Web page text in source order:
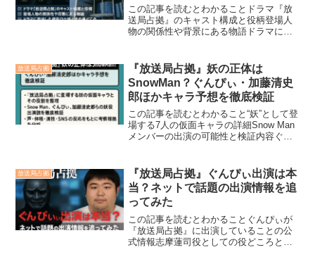
この記事を読むとわかることドラマ『放
送局占拠』のキャスト構成と役柄登場人
物の関係性や背景にある物語ドラマに登
面集団によるテレビ局ジャックと、それ
に立ち向かう警察や人...
放送局占拠
『放送局占拠』妖の正体は
SnowMan？ぐんぴぃ・加藤清史
郎ほかキャラ予想を徹底検証
この記事を読むとわかること“妖”として登
場する7人の仮面キャラの詳細Snow Man
メンバーの出演の可能性と検証内容ぐん
イントやSNSの動向ドラマ『放送局占
拠』に登場す...
放送局占拠
『放送局占拠』ぐんぴぃ出演は本
当？ネットで話題の出演情報を追
ってみた
この記事を読むとわかることぐんぴぃが
『放送局占拠』に出演していることの公
式情報志摩蓮司役としての役どころとキ